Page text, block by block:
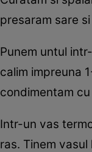
presaram sare
Punem untul
calim impreuna
condimentam
Intr-un vas
ras. Tinem